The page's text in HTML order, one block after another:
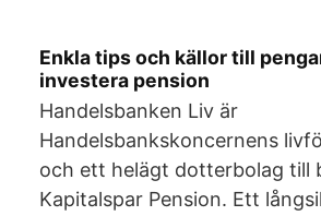
Enkla tips och källor till
investera pension
Handelsbanken Liv är
Handelsbankskoncernens
och ett helägt dotterbolag till
Kapitalspar Pension. Ett